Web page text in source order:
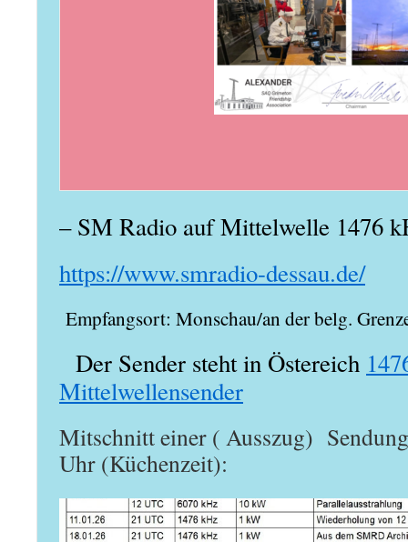
– SM Radio auf Mittelwelle 1476
https://www.smradio-dessau.de/
Empfangsort: Monschau/an der belg.
Der Sender steht in Östereich
Mittelwellensender
Mitschnitt einer ( Ausszug)
Uhr (Küchenzeit):